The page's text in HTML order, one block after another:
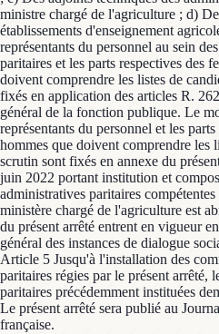
ministre chargé de l'agriculture ; d)
établissements d'enseignement
représentants du personnel au sein
paritaires et les parts respectives des
doivent comprendre les listes de
fixés en application des articles R.
général de la fonction publique. Le
représentants du personnel et les
hommes que doivent comprendre les
scrutin sont fixés en annexe du
juin 2022 portant institution et
administratives paritaires
ministère chargé de l'agriculture est
du présent arrêté entrent en vigueur
général des instances de dialogue
Article 5 Jusqu'à l'installation des
paritaires régies par le présent arrêté,
paritaires précédemment instituées
Le présent arrêté sera publié au
française.